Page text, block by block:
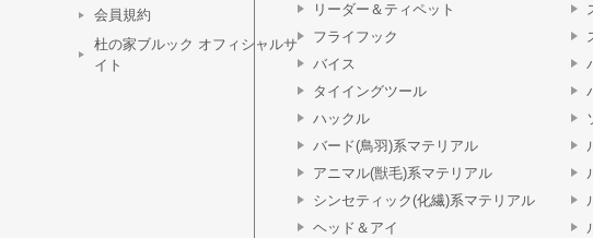
会員規約
杜の家ブルック オフィシャルサ
イト
リーダー＆ティペット
フライフック
バイス
タイイングツール
ハックル
バード(鳥羽)系マテリアル
アニマル(獣毛)系マテリアル
シンセティック(化繊)系マテリアル
ヘッド＆アイ